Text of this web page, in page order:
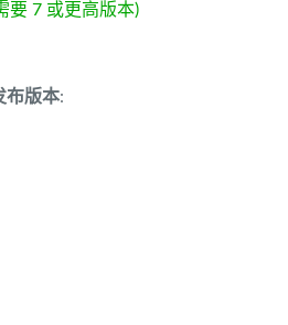
要 7 或更高版本)
布版本: